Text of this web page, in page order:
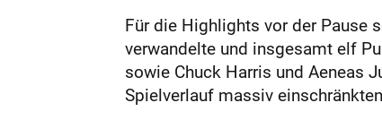
Für die Highlights vor der Pause
verwandelte und insgesamt elf
sowie Chuck Harris und Aeneas
Spielverlauf massiv